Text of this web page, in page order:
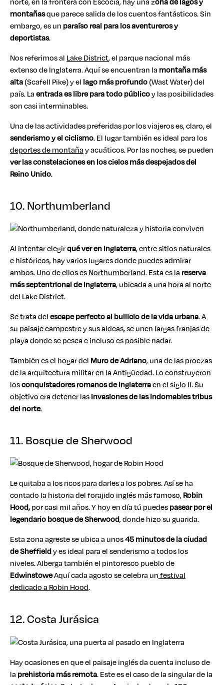
montañasque parece salida de los cuentos fantásticos. Sin
embargo, es un paraíso real para los aventureros y
deportistas.
Nos referimos al Lake District, el parque nacional más
extenso de Inglaterra. Aquí se encuentran la montaña más
alta(Scafell Pike) y el lago más profundo(Wast Water) del
país. Laentrada es libre para todo públicoy las posibilidades
son casi interminables.
Una de las actividades preferidas por los viajeros es, claro, el
senderismo y el ciclismo. El lugar también es ideal para los
deportes de montañay acuáticos. Por las noches, se pueden
ver las constelaciones en los cielos más despejados del
Reino Unido.
10. Northumberland
Al intentar elegirqué ver en Inglaterra, entre sitios naturales
e históricos, hay varios lugares donde puedes admirar
ambos. Uno de ellos esNorthumberland. Esta es la reserva
más septentrional de Inglaterra, ubicada a una hora al norte
del Lake District.
Se trata delescape perfecto al bullicio de la vida urbana. A
su paisaje campestre y sus aldeas, se unen largas franjas de
playa donde se pesca e incluso es posible nadar.
También es el hogar del Muro de Adriano, una de las proezas
de la arquitectura militar en la Antigüedad. Lo construyeron
losconquistadores romanos de Inglaterraen el siglo II. Su
objetivo era detener lasinvasiones de las indomables tribus
del norte.
11. Bosque de Sherwood
Le quitaba a los ricos para darles a los pobres. Así se ha
contado la historia del forajido inglés más famoso,Robin
Hood,por casi mil años. Y hoy en día tú puedespasear por el
legendario bosque de Sherwood, donde hizo su guarida.
Esta zona agreste se ubica a unos45 minutos de la ciudad
de Sheffieldy es ideal para el senderismo a todos los
niveles. Alberga también el pintoresco pueblo de
EdwinstoweAquí cada agosto se celebra unfestival
dedicado a Robin Hood.
12. Costa Jurásica
Hay ocasiones en que el paisaje inglés da cuenta incluso de
la prehistoria más remota. Este es el caso de la singular de la